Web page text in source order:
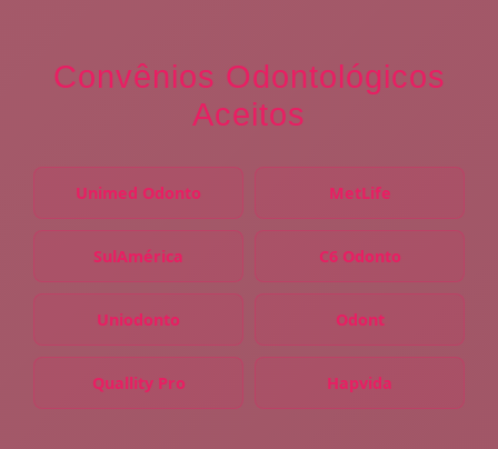
Convênios Odontológicos
Aceitos
Unimed Odonto MetLife
SulAmérica C6 Odonto
Uniodonto Odont
Quallity Pro Hapvida